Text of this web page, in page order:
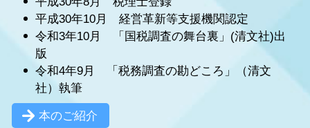
平成30年10月 経営革新等支援機関認定
令和3年10月 「国税調査の舞台裏」(清文社)出
版
令和4年9月 「税務調査の勘どころ」（清文
社）執筆
本のご紹介